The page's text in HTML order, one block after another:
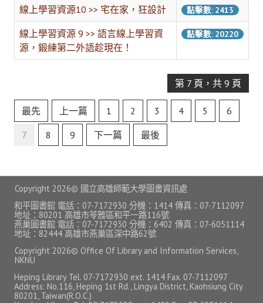
校園授權軟體
常用自由軟體/免費軟體
Microsoft 365 教育版
論文研究服務
論文系統
EndNote 書目管理
Turnitin 原創比對
Symskan華藝文獻相似度檢測服務
線上學習資源10 >> 宅在家，狂設計 點擊數: 2413
線上學習資源 9 >> 語言線上學習資
源，鍛練第二外語趁現在！
點擊數: 20220
第 7 頁，共 9 頁
最先 上一篇 1 2 3 4 5 6
7 8 9 下一篇 最後
Copyright 2026© 國立高雄師範大學圖書資訊處
和平圖書館 電話：07-7172930 分機：1414 傳真：07-7112097
地址：80201 高雄市苓雅區和平一路116號
燕巢圖書館 電話：07-7172930 分機：6402 傳真：07-6051114
地址：82444 高雄市燕巢區深中路62號
Copyright 2026© Office Of Library and Information Services,
NKNU
Heping Library Tel. 07-7172930 ext. 1414 Fax. 07-7112097
Address: No.116, Heping 1st Rd., Lingya District, Kaohsiung City
80201, Taiwan(R.O.C.)